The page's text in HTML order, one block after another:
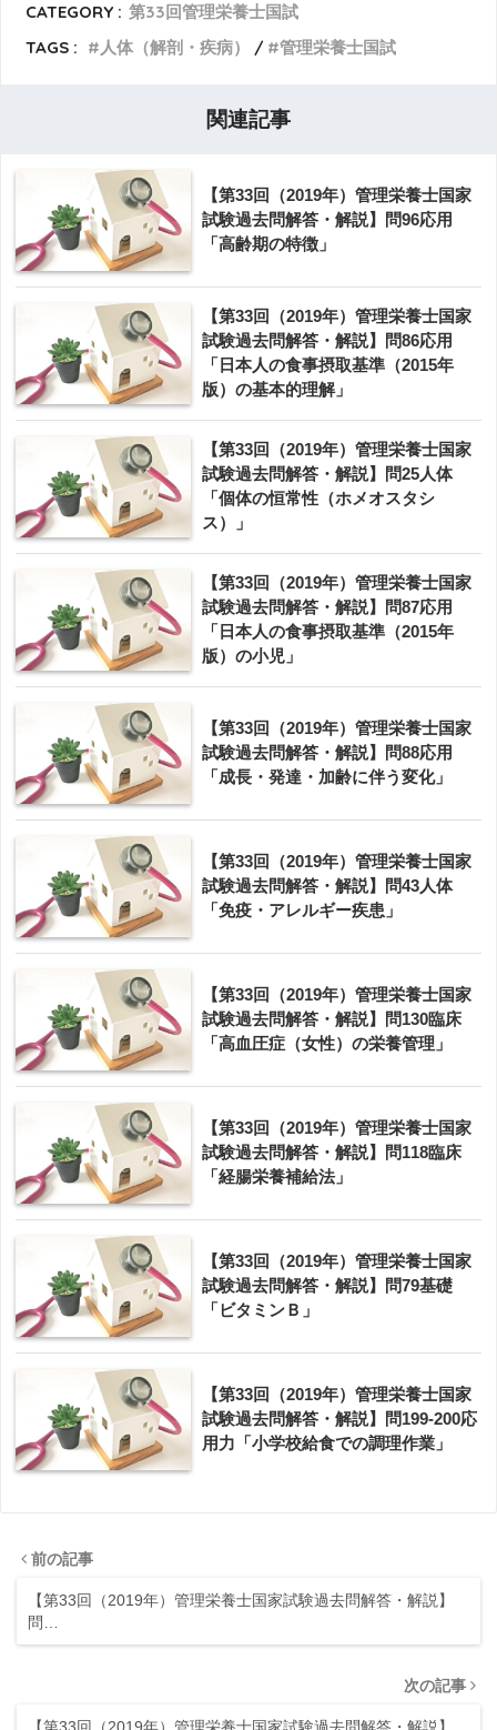
CATEGORY : 第33回管理栄養士国試
TAGS :
人体（解剖・疾病） 管理栄養士国試
関連記事
【第33回（2019年）管理栄養士国家
試験過去問解答・解説】問96応用
「高齢期の特徴」
【第33回（2019年）管理栄養士国家
試験過去問解答・解説】問86応用
「日本人の食事摂取基準（2015年
版）の基本的理解」
【第33回（2019年）管理栄養士国家
試験過去問解答・解説】問25人体
「個体の恒常性（ホメオスタシ
ス）」
【第33回（2019年）管理栄養士国家
試験過去問解答・解説】問87応用
「日本人の食事摂取基準（2015年
版）の小児」
【第33回（2019年）管理栄養士国家
試験過去問解答・解説】問88応用
「成長・発達・加齢に伴う変化」
【第33回（2019年）管理栄養士国家
試験過去問解答・解説】問43人体
「免疫・アレルギー疾患」
【第33回（2019年）管理栄養士国家
試験過去問解答・解説】問130臨床
「高血圧症（女性）の栄養管理」
【第33回（2019年）管理栄養士国家
試験過去問解答・解説】問118臨床
「経腸栄養補給法」
【第33回（2019年）管理栄養士国家
試験過去問解答・解説】問79基礎
「ビタミンＢ」
【第33回（2019年）管理栄養士国家
試験過去問解答・解説】問199-200応
用力「小学校給食での調理作業」
前の記事
【第33回（2019年）管理栄養士国家試験過去問解答・解説】
問…
次の記事